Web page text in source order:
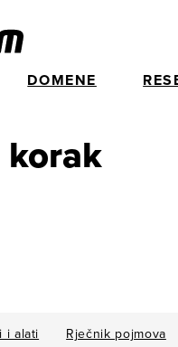
DOMENE
korak
i alati Rječnik pojmova